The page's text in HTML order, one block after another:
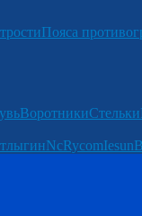
Пояса
ВоротникиСтельки
NcRycomIesun